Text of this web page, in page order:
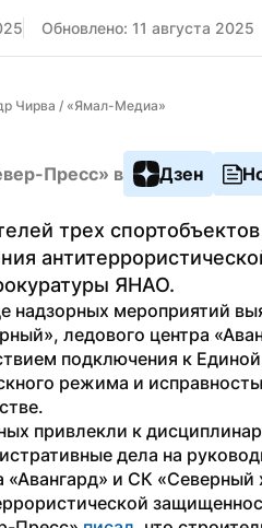
Обновлено: 11 августа 2025
Чирва / «Ямал-Медиа»
Пресс» в Дзен
трех
ЯНАО.
надзорных мероприятий
ледового центра
подключения к
режима и
привлекли к
дела на
«Авангард» и СК «Северный